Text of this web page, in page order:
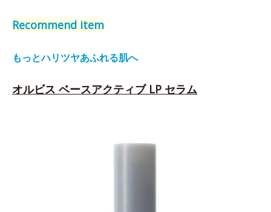
Recommend item
もっとハリツヤあふれる肌へ
オルビス ベースアクティブ LP セラム